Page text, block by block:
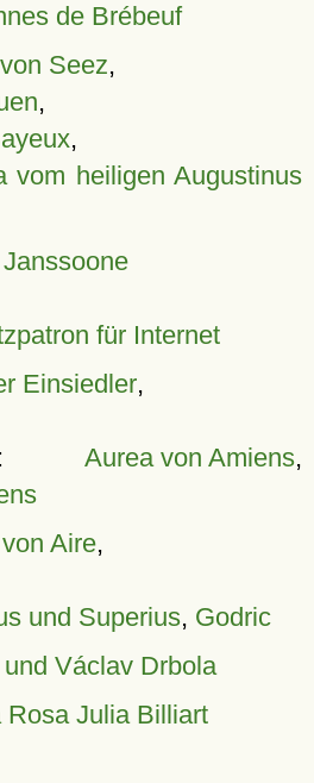
de Brébeuf
Seez,
,
,
vom heiligen Augustinus
für Internet
Einsiedler,
Aurea von Amiens,
Aire,
und Superius, Godric
Václav Drbola
Rosa Julia Billiart